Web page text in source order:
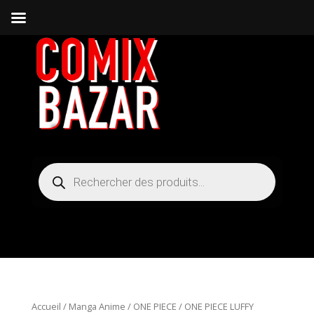
Recherche
de
produits
Accueil / Manga Anime / ONE PIECE / ONE PIECE LUFFY